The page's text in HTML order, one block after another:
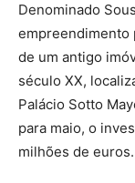
Denominado
empreendimento
de um antigo
século XX,
Palácio Sotto
para maio, o
milhões de euros.